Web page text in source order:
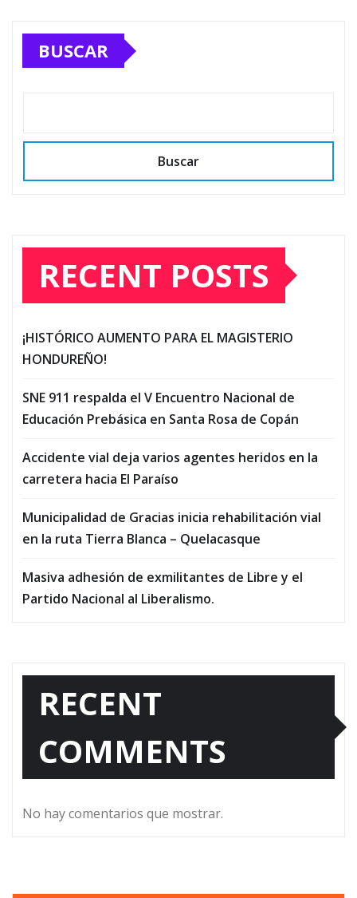
de
entradas
BUSCAR
Buscar
RECENT POSTS
¡HISTÓRICO AUMENTO PARA EL MAGISTERIO
HONDUREÑO!
SNE 911 respalda el V Encuentro Nacional de
Educación Prebásica en Santa Rosa de Copán
Accidente vial deja varios agentes heridos en la
carretera hacia El Paraíso
Municipalidad de Gracias inicia rehabilitación vial
en la ruta Tierra Blanca – Quelacasque
Masiva adhesión de exmilitantes de Libre y el
Partido Nacional al Liberalismo.
RECENT
COMMENTS
No hay comentarios que mostrar.